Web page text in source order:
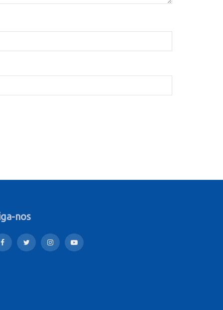
nos